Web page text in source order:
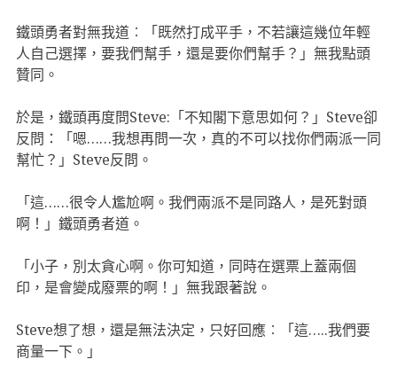
鐵頭勇者對無我道︰「既然打成平手，不若讓這幾位年輕
人自己選擇，要我們幫手，還是要你們幫手？」無我點頭
贊同。
於是，鐵頭再度問Steve:「不知閣下意思如何？」Steve卻
反問：「嗯……我想再問一次，真的不可以找你們兩派一同
幫忙？」Steve反問。
「這……很令人尷尬啊。我們兩派不是同路人，是死對頭
啊！」鐵頭勇者道。
「小子，別太貪心啊。你可知道，同時在選票上蓋兩個
印，是會變成廢票的啊！」無我跟著說。
Steve想了想，還是無法決定，只好回應︰「這…..我們要
商量一下。」